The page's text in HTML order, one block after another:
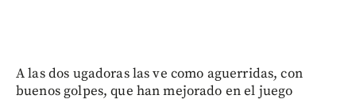
A las dos ugadoras las ve como aguerridas, con
buenos golpes, que han mejorado en el juego